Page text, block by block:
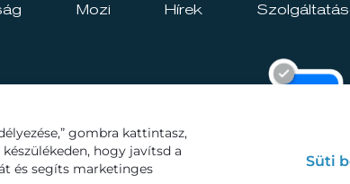
Mozi Hírek
gombra kattintasz,
hogy javítsd a
és segíts marketinges
Süti